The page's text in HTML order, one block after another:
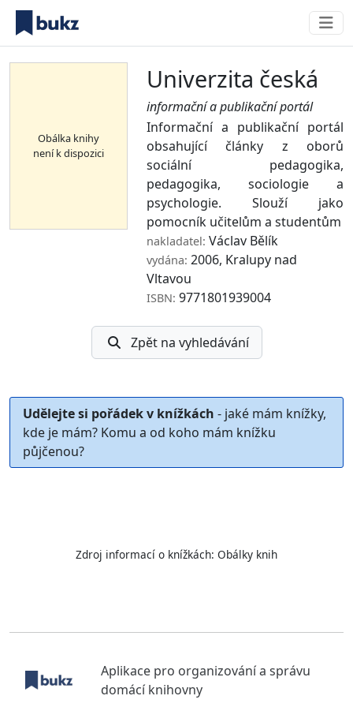
Obálka knihy
není k dispozici
Univerzita česká
informační a publikační portál
Informační a publikační portál
obsahující články z oborů
sociální pedagogika,
pedagogika, sociologie a
psychologie. Slouží jako
pomocník učitelům a studentům
nakladatel: Václav Bělík
vydána: 2006, Kralupy nad
Vltavou
ISBN: 9771801939004
Zpět na vyhledávání
Udělejte si pořádek v knížkách - jaké mám knížky,
kde je mám? Komu a od koho mám knížku
půjčenou?
Zdroj informací o knížkách: Obálky knih
Aplikace pro organizování a správu
domácí knihovny